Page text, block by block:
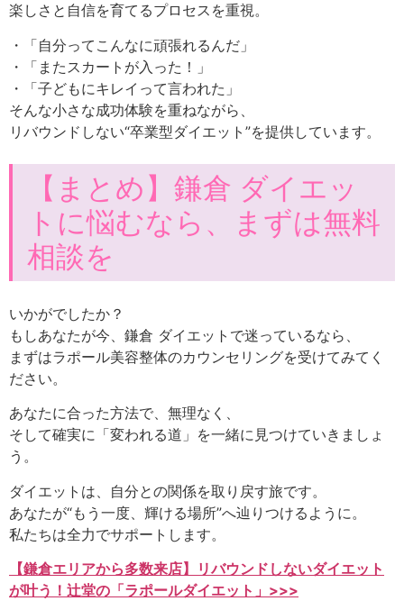
楽しさと自信を育てるプロセスを重視。
・「自分ってこんなに頑張れるんだ」
・「またスカートが入った！」
・「子どもにキレイって言われた」
そんな小さな成功体験を重ねながら、
リバウンドしない“卒業型ダイエット”を提供しています。
【まとめ】鎌倉 ダイエッ
トに悩むなら、まずは無料
相談を
いかがでしたか？
もしあなたが今、鎌倉 ダイエットで迷っているなら、
まずはラポール美容整体のカウンセリングを受けてみてく
ださい。
あなたに合った方法で、無理なく、
そして確実に「変われる道」を一緒に見つけていきましょ
う。
ダイエットは、自分との関係を取り戻す旅です。
あなたが“もう一度、輝ける場所”へ辿りつけるように。
私たちは全力でサポートします。
【鎌倉エリアから多数来店】リバウンドしないダイエット
が叶う！辻堂の「ラポールダイエット」>>>